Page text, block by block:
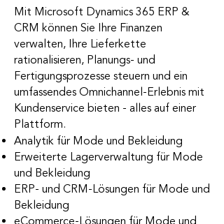
Mit Microsoft Dynamics 365 ERP &
CRM können Sie Ihre Finanzen
verwalten, Ihre Lieferkette
rationalisieren, Planungs- und
Fertigungsprozesse steuern und ein
umfassendes Omnichannel-Erlebnis mit
Kundenservice bieten - alles auf einer
Plattform.
Analytik für Mode und Bekleidung
Erweiterte Lagerverwaltung für Mode
und Bekleidung
ERP- und CRM-Lösungen für Mode und
Bekleidung
eCommerce-Lösungen für Mode und